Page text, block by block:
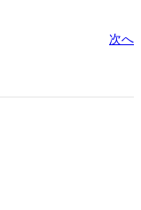
次へ